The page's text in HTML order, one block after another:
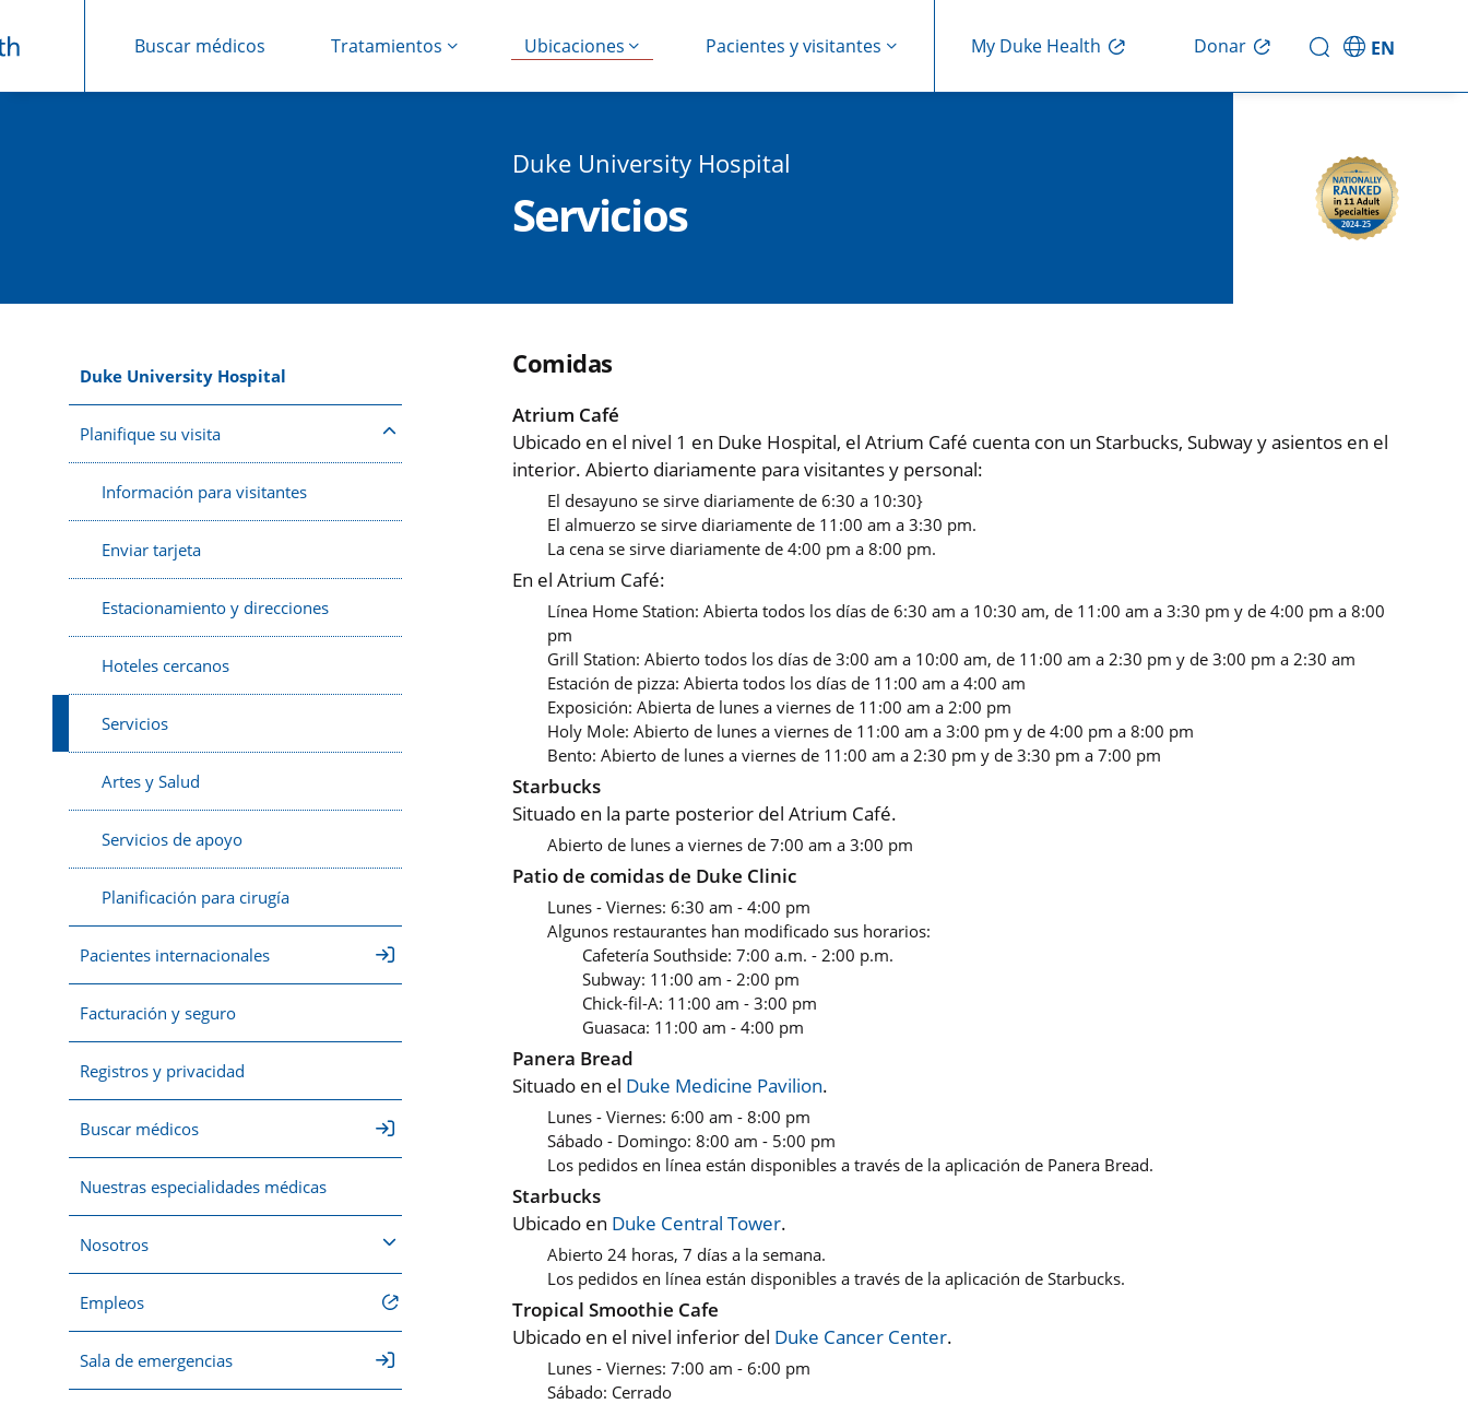
Buscar médicos Tratamientos Ubicaciones Pacientes y visitantes My Duke Health Donar EN
Duke University Hospital
Servicios
Duke University Hospital
Planifique su visita
Información para visitantes
Enviar tarjeta
Estacionamiento y direcciones
Hoteles cercanos
Servicios
Artes y Salud
Servicios de apoyo
Planificación para cirugía
Pacientes internacionales
Facturación y seguro
Registros y privacidad
Buscar médicos
Nuestras especialidades médicas
Nosotros
Empleos
Sala de emergencias
Comidas
Atrium Café
Ubicado en el nivel 1 en Duke Hospital, el Atrium Café cuenta con un Starbucks, Subway y asientos en el
interior. Abierto diariamente para visitantes y personal:
El desayuno se sirve diariamente de 6:30 a 10:30}
El almuerzo se sirve diariamente de 11:00 am a 3:30 pm.
La cena se sirve diariamente de 4:00 pm a 8:00 pm.
En el Atrium Café:
Línea Home Station: Abierta todos los días de 6:30 am a 10:30 am, de 11:00 am a 3:30 pm y de 4:00 pm a 8:00
pm
Grill Station: Abierto todos los días de 3:00 am a 10:00 am, de 11:00 am a 2:30 pm y de 3:00 pm a 2:30 am
Estación de pizza: Abierta todos los días de 11:00 am a 4:00 am
Exposición: Abierta de lunes a viernes de 11:00 am a 2:00 pm
Holy Mole: Abierto de lunes a viernes de 11:00 am a 3:00 pm y de 4:00 pm a 8:00 pm
Bento: Abierto de lunes a viernes de 11:00 am a 2:30 pm y de 3:30 pm a 7:00 pm
Starbucks
Situado en la parte posterior del Atrium Café.
Abierto de lunes a viernes de 7:00 am a 3:00 pm
Patio de comidas de Duke Clinic
Lunes - Viernes: 6:30 am - 4:00 pm
Algunos restaurantes han modificado sus horarios:
Cafetería Southside: 7:00 a.m. - 2:00 p.m.
Subway: 11:00 am - 2:00 pm
Chick-fil-A: 11:00 am - 3:00 pm
Guasaca: 11:00 am - 4:00 pm
Panera Bread
Situado en el Duke Medicine Pavilion.
Lunes - Viernes: 6:00 am - 8:00 pm
Sábado - Domingo: 8:00 am - 5:00 pm
Los pedidos en línea están disponibles a través de la aplicación de Panera Bread.
Starbucks
Ubicado en Duke Central Tower.
Abierto 24 horas, 7 días a la semana.
Los pedidos en línea están disponibles a través de la aplicación de Starbucks.
Tropical Smoothie Cafe
Ubicado en el nivel inferior del Duke Cancer Center.
Lunes - Viernes: 7:00 am - 6:00 pm
Sábado: Cerrado